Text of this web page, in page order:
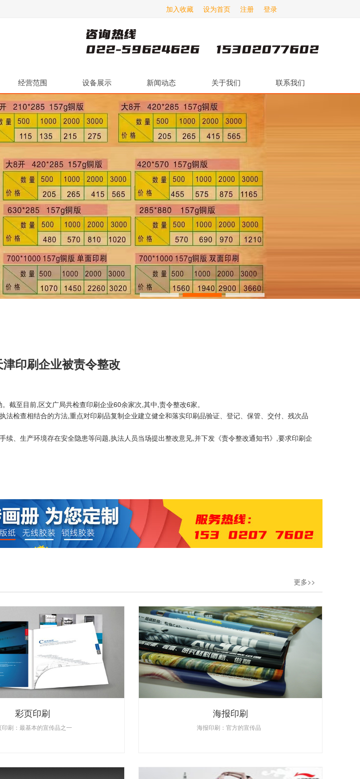
登录
注册
设为首页
加入收藏
经营范围 设备展示 新闻动态 关于我们 联系我们
印刷企业被责令整改
截至目前,区文广局共检查印刷企业60余家次,其中,责令整改6家。
检查相结合的方法,重点对印刷品复制企业建立健全和落实印刷品验证、登记、保管、交付、残次品
、生产环境存在安全隐患等问题,执法人员当场提出整改意见,并下发《责令整改通知书》,要求印刷企
更多>>
彩页印刷
印刷：最基本的宣传品之一
海报印刷
海报印刷：官方的宣传品